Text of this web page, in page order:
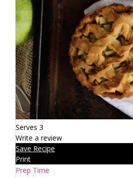
Serves 3
Write a review
Save Recipe
Print
Prep Time